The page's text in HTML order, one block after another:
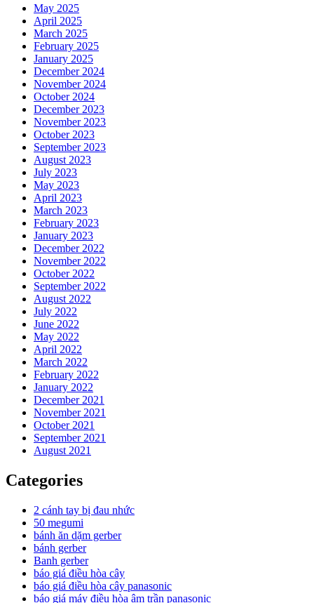
May 2025
April 2025
March 2025
February 2025
January 2025
December 2024
November 2024
October 2024
December 2023
November 2023
October 2023
September 2023
August 2023
July 2023
May 2023
April 2023
March 2023
February 2023
January 2023
December 2022
November 2022
October 2022
September 2022
August 2022
July 2022
June 2022
May 2022
April 2022
March 2022
February 2022
January 2022
December 2021
November 2021
October 2021
September 2021
August 2021
Categories
2 cánh tay bị đau nhức
50 megumi
bánh ăn dặm gerber
bánh gerber
Banh gerber
báo giá điều hòa cây
báo giá điều hòa cây panasonic
báo giá máy điều hòa âm trần panasonic